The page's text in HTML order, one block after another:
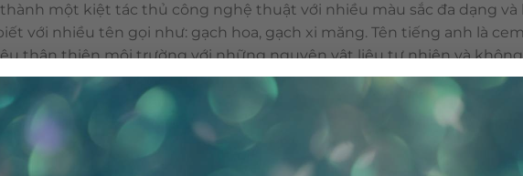
thành một kiệt tác thủ công nghệ thuật với nhiều màu sắc đa dạng và
với nhiều tên gọi như: gạch hoa, gạch xi măng. Tên tiếng anh là
thân thiện môi trường với những nguyên vật liệu tự nhiên và
& qui trình nên viên gạch bông được sản xuất thủ công không gây ra